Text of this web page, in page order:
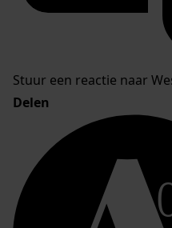
Stuur een reactie naar
Delen